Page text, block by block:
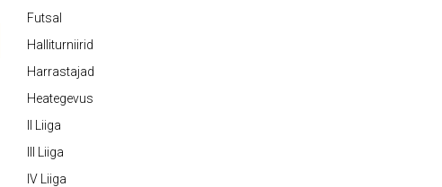
Futsal
Halliturniirid
Harrastajad
Heategevus
II Liiga
III Liiga
IV Liiga